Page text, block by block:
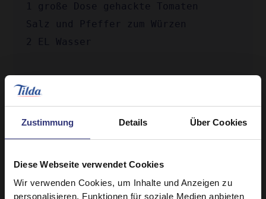
Zustimmung Details Über Cookies
Diese Webseite verwendet Cookies
Wir verwenden Cookies, um Inhalte und Anzeigen zu
personalisieren, Funktionen für soziale Medien anbieten
1 große Dose gehackte Tomaten
Salz und Pfeffer zum Würzen
2 EL Wasser
Ähnliche Rezepte entdecken